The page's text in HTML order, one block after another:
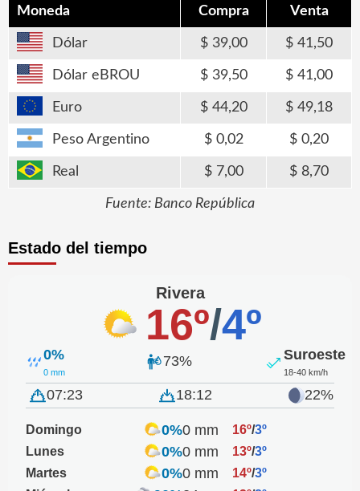
Moneda Compra Venta
Dólar 39,00 41,50
Dólar eBROU 39,50 41,00
Euro 44,20 49,18
Peso Argentino 0,02 0,20
Real 7,00 8,70
Fuente: Banco República
Estado del tiempo
Rivera
16º/4º
0%
0 mm
73% Suroeste
18-40 km/h
07:23 18:12 22%
Domingo 0%0 mm 16º/3º
Lunes
0%0 mm 13º/3º
Martes
0%0 mm 14º/3º